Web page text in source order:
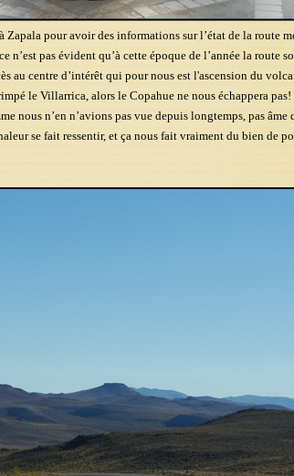
Zapala pour avoir des informations sur l’état de la route
n’est pas évident qu’à cette époque de l’année la route
au centre d’intérêt qui pour nous est l'ascension du
le Villarrica, alors le Copahue ne nous échappera pas!
nous n’en n’avions pas vue depuis longtemps, pas
se fait ressentir, et ça nous fait vraiment du bien de